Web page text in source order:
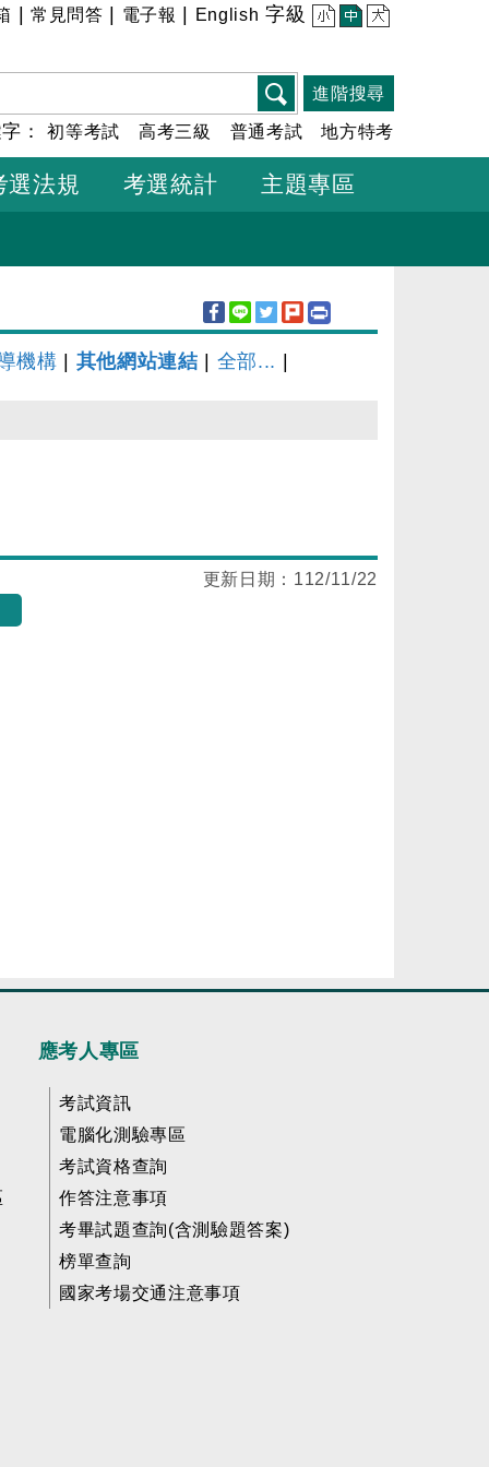
常見問答 電子報 English 字級 小 中 大
進階搜尋
字：初等考試 高考三級 普通考試 地方特考
選法規 考選統計 主題專區
機構 其他網站連結 全部...
更新日期： 112/11/22
應考人專區
考試資訊
電腦化測驗專區
考試資格查詢
作答注意事項
考畢試題查詢(含測驗題答案)
榜單查詢
國家考場交通注意事項